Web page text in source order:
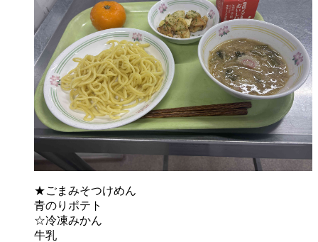
★ごまみそつけめん
青のりポテト
☆冷凍みかん
牛乳